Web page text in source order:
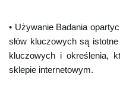
• Używanie Badania
słów kluczowych są
kluczowych i określenia,
sklepie internetowym.